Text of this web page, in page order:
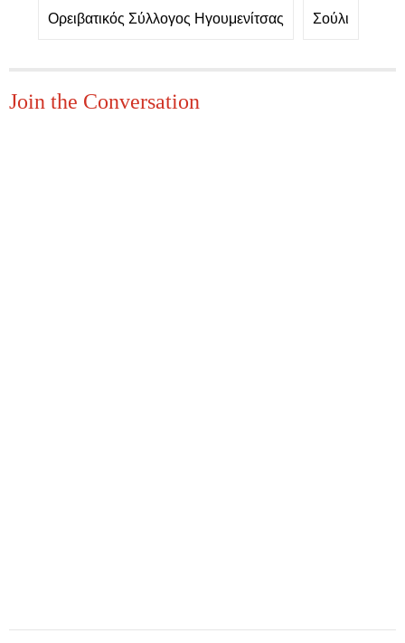
Ορειβατικός Σύλλογος Ηγουμενίτσας Σούλι
Join the Conversation